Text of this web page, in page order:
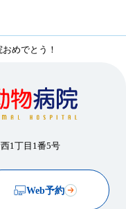
めでとう！
1丁目1番5号
Web予約